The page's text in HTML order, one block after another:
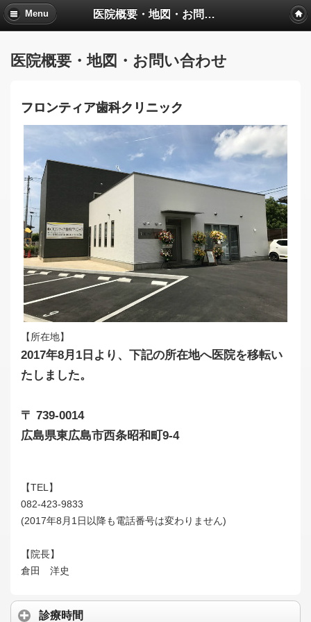
Menu 医院概要・地図・お問い合わせ
医院概要・地図・お問い合わせ
フロンティア歯科クリニック
【所在地】
2017年8月1日より、下記の所在地へ医院を移転い
たしました。
〒 739-0014
広島県東広島市西条昭和町9-4
【TEL】
082-423-9833
(2017年8月1日以降も電話番号は変わりません)
【院長】
倉田 洋史
診療時間